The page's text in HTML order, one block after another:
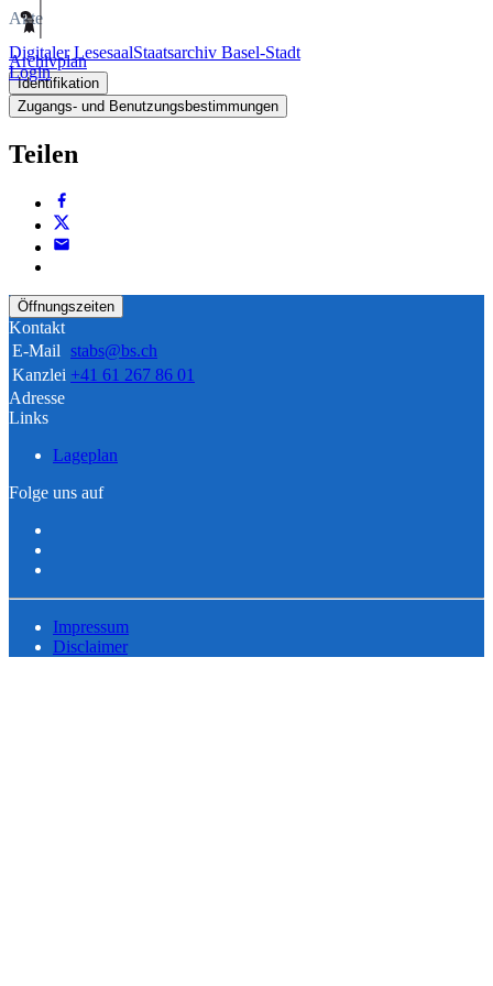
Digitaler LesesaalStaatsarchiv Basel-Stadt
Login
Akte
Archivplan
Identifikation
Zugangs- und Benutzungsbestimmungen
Teilen
Öffnungszeiten
Kontakt
E-Mail stabs@bs.ch
Kanzlei +41 61 267 86 01
Adresse
Links
Lageplan
Folge uns auf
Impressum
Disclaimer